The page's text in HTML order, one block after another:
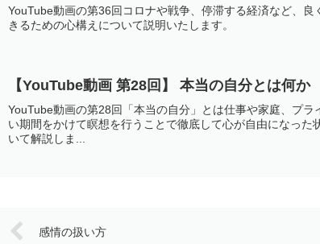
YouTube動画の第36回コロナや戦争、停滞する経済など、
きるための心構えについて説明いたします。
【YouTube動画 第28回】 本当の自分とは何か
YouTube動画の第28回「本当の自分」とは仕事や家庭、プ
い期間をかけて瞑想を行うことで徹底して心が自由になっ
いて解説しま...
感情の扱い方